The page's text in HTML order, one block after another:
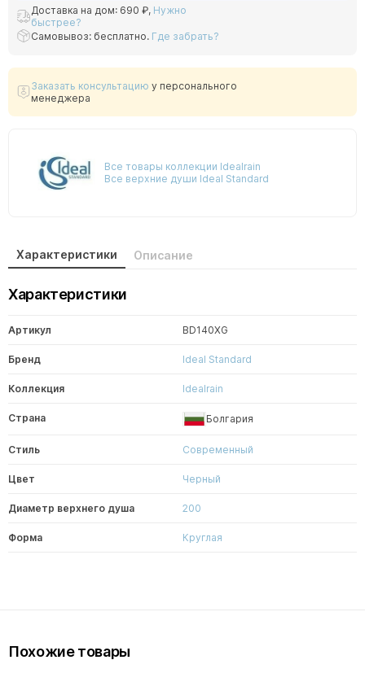
Доставка на дом: 690 ₽, Нужно
быстрее?
Самовывоз: бесплатно. Где забрать?
Заказать консультацию у персонального
менеджера
Все товары коллекции Idealrain
Все верхние души Ideal Standard
Характеристики Описание
Характеристики
Артикул BD140XG
Бренд Ideal Standard
Коллекция Idealrain
Страна Болгария
Стиль Современный
Цвет Черный
Диаметр верхнего душа 200
Форма Круглая
Похожие товары